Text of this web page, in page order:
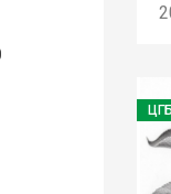
ЦГБ